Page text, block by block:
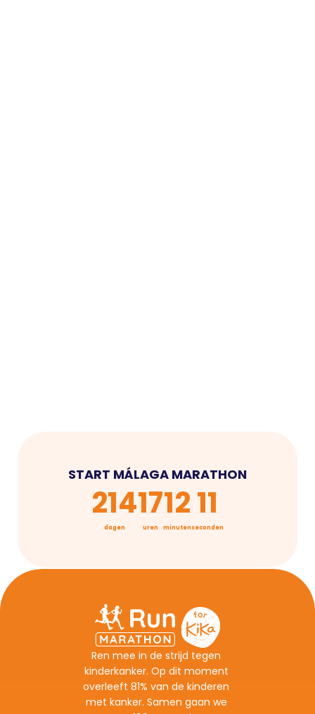
START MÁLAGA MARATHON
214
dagen
17
uren
12
minuten
11
seconden
Ren mee in de strijd tegen
kinderkanker. Op dit moment
overleeft 81% van de kinderen
met kanker. Samen gaan we